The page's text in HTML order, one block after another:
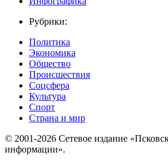
Рубрики:
Политика
Экономика
Общество
Происшествия
Соцсфера
Культура
Спорт
Страна и мир
© 2001-2026 Сетевое издание
информации».